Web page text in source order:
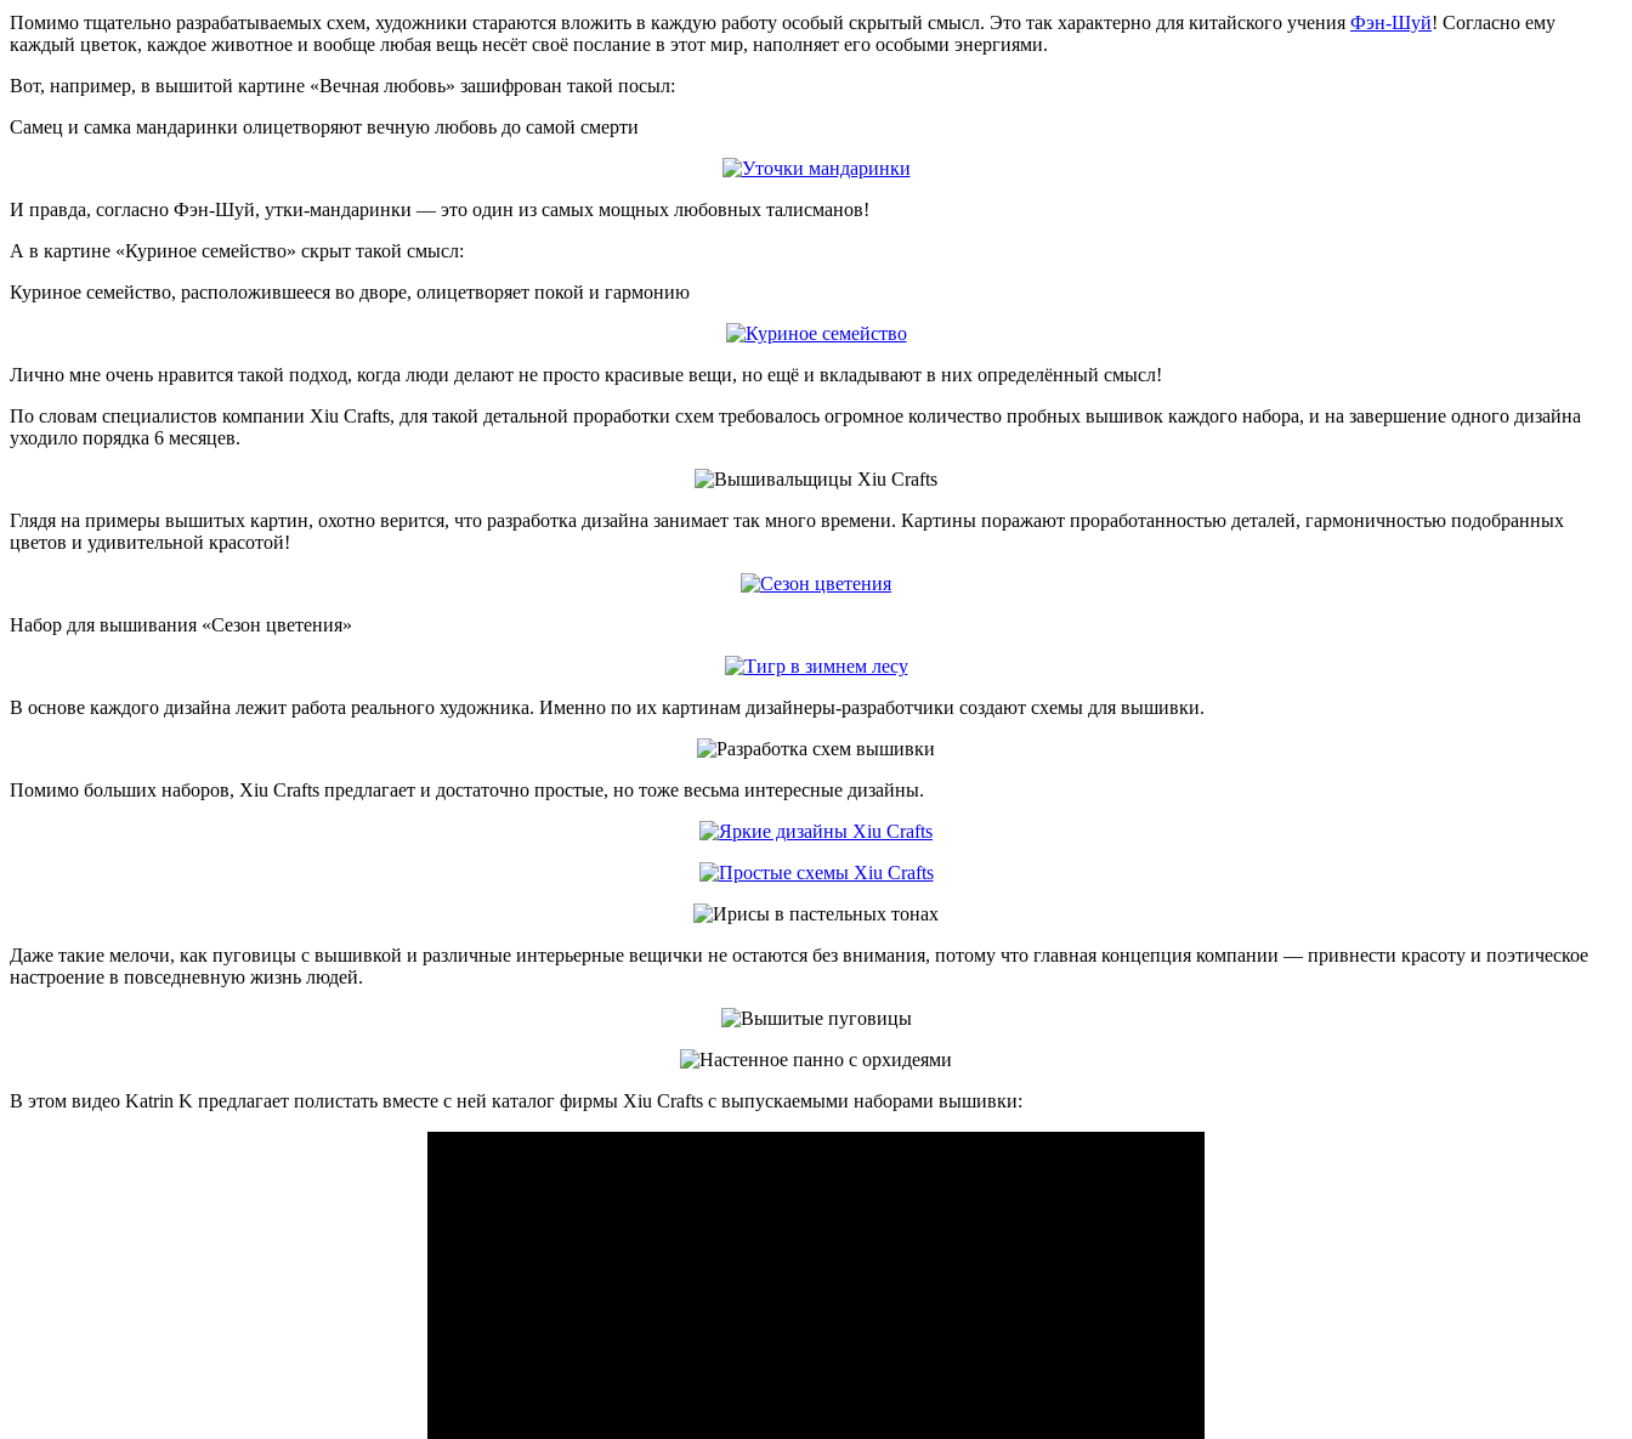
Помимо тщательно разрабатываемых схем, художники стараются вложить в каждую работу особый скрытый смысл. Это так характерно для китайского учения Фэн-Шуй! Согласно ему
каждый цветок, каждое животное и вообще любая вещь несёт своё послание в этот мир, наполняет его особыми энергиями.
Вот, например, в вышитой картине «Вечная любовь» зашифрован такой посыл:
Самец и самка мандаринки олицетворяют вечную любовь до самой смерти
И правда, согласно Фэн-Шуй, утки-мандаринки — это один из самых мощных любовных талисманов!
А в картине «Куриное семейство» скрыт такой смысл:
Куриное семейство, расположившееся во дворе, олицетворяет покой и гармонию
Лично мне очень нравится такой подход, когда люди делают не просто красивые вещи, но ещё и вкладывают в них определённый смысл!
По словам специалистов компании Xiu Crafts, для такой детальной проработки схем требовалось огромное количество пробных вышивок каждого набора, и на завершение одного дизайна
уходило порядка 6 месяцев.
Глядя на примеры вышитых картин, охотно верится, что разработка дизайна занимает так много времени. Картины поражают проработанностью деталей, гармоничностью подобранных
цветов и удивительной красотой!
Набор для вышивания «Сезон цветения»
В основе каждого дизайна лежит работа реального художника. Именно по их картинам дизайнеры-разработчики создают схемы для вышивки.
Помимо больших наборов, Xiu Crafts предлагает и достаточно простые, но тоже весьма интересные дизайны.
Даже такие мелочи, как пуговицы с вышивкой и различные интерьерные вещички не остаются без внимания, потому что главная концепция компании — привнести красоту и поэтическое
настроение в повседневную жизнь людей.
В этом видео Katrin K предлагает полистать вместе с ней каталог фирмы Xiu Crafts с выпускаемыми наборами вышивки: